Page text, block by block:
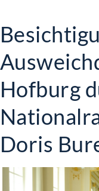
Hofburg
Doris